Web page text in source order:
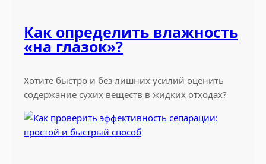
е
л
с
т
я
и
Как определить влажность
«на глазок»?
Хотите быстро и без лишних усилий оценить
содержание сухих веществ в жидких отходах?